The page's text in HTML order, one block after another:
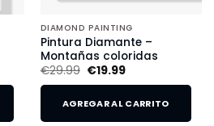
DIAMOND PAINTING
Pintura Diamante –
Montañas coloridas
€29.99 €19.99
AGREGAR AL CARRITO